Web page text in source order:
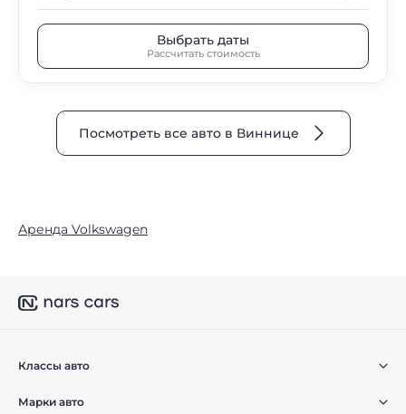
Выбрать даты
Рассчитать стоимость
Посмотреть все авто в Виннице
Аренда Volkswagen
Классы авто
Марки авто